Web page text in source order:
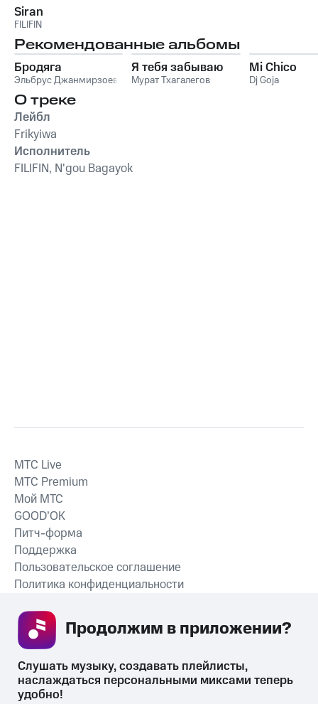
Siran
FILIFIN
Рекомендованные альбомы
Бродяга
Эльбрус Джанмирзоев
Я тебя забываю
Мурат Тхагалегов
Mi Chico
Dj Goja
О треке
Лейбл
Frikyiwa
Исполнитель
FILIFIN, N'gou Bagayok
СКАЧАТЬ ПРИЛОЖЕНИЕ
MTС Live
MTС Premium
Мой МТС
GOOD’OK
Питч-форма
Поддержка
Пользовательское соглашение
Политика конфиденциальности
Слушать музыку, создавать плейлисты,
наслаждаться персональными миксами теперь
удобно!